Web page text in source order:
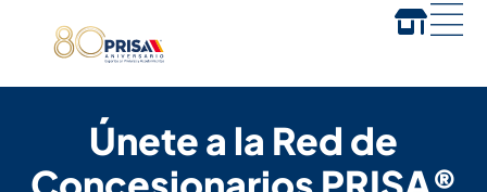
Únete a la Red de